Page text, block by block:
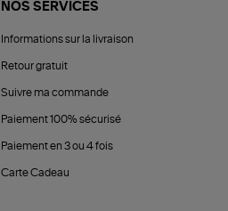
NOS SERVICES
Informations sur la livraison
Retour gratuit
Suivre ma commande
Paiement 100% sécurisé
Paiement en 3 ou 4 fois
Carte Cadeau